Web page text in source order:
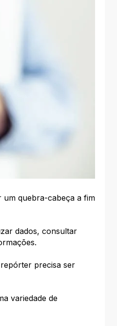
quebra-cabeça a fim
dados, consultar
precisa ser
variedade de